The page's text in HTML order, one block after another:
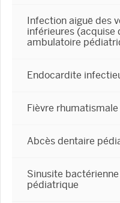
Infection aiguë des
inférieures (acquise
ambulatoire
Endocardite
Fièvre
Abcès dentaire
Sinusite
pédiatrique